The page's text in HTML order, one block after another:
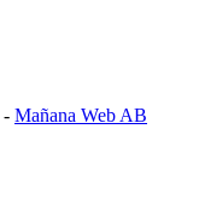
- Mañana Web AB